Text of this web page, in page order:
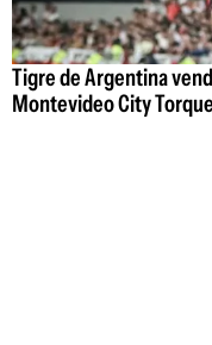
Tigre de Argentina
Montevideo City